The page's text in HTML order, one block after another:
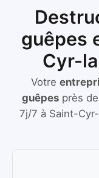
guêpes
Cyr-
Votre
guêpes près
7j/7 à Saint-